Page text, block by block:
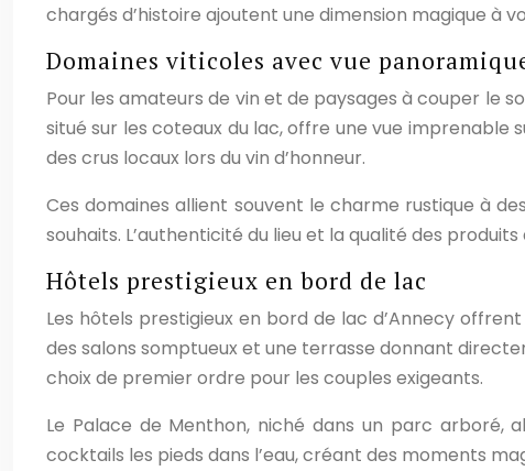
chargés d’histoire ajoutent une dimension magique à
Domaines viticoles avec vue
Pour les amateurs de vin et de paysages à couper le
situé sur les coteaux du lac, offre une vue imprenable
des crus locaux lors du vin d’honneur.
Ces domaines allient souvent le charme rustique à
souhaits. L’authenticité du lieu et la qualité des
Hôtels prestigieux en bord de lac
Les hôtels prestigieux en bord de lac d’Annecy
des salons somptueux et une terrasse donnant
choix de premier ordre pour les couples exigeants.
Le Palace de Menthon, niché dans un parc arboré,
cocktails les pieds dans l’eau, créant des moments